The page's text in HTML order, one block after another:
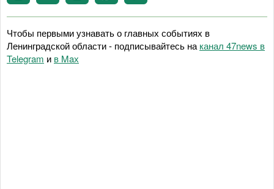
Чтобы первыми узнавать о главных событиях в
Ленинградской области - подписывайтесь на канал 47news в
Telegram и в Maх